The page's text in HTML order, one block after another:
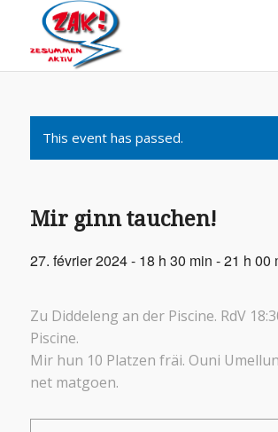
This event has passed.
Mir ginn tauchen!
27. février 2024 - 18 h 30 min -21 h 00
Zu Diddeleng an der Piscine. RdV
Piscine.
Mir hun 10 Platzen fräi. Ouni
net matgoen.